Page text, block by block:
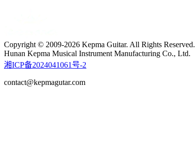
Copyright © 2009-2026 Kepma Guitar. All Rights Reserved.
Hunan Kepma Musical Instrument Manufacturing Co., Ltd.
湘ICP备2024041061号-2
contact@kepmagutar.com